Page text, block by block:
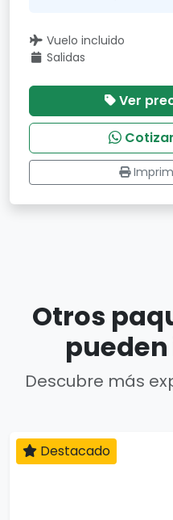
Vuelo incluido
Salidas
Ver
Otros
Descubre más
Destacado